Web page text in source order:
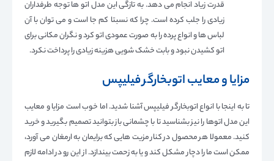
قدرت زیاد انجام می دهد. به تازگی این مدل اتو ها توجه طرفداران
زیادی را جلب کرده است. چرا که نسبتا کم جا است و می توان با آن
لباس ها و انواع پرده را به صورت عمودی اتو کرد و نگران مکانی برای
اتو کشیدن نبود و بابت خشک شویی هزینه زیادی را پرداخت نکرد.
مزایا و معایب اتوبخارگر فیلیپس
تا به اینجا با انواع اتوبخارگر فیلیپس آشنا شدید. اما خوب است مزایا و معایب
این مدل اتوها را نیز بشناسید تا با چشمانی باز بتوانید تصمیم بگیرید و خرید
کنید. معمولا هر محصول در کنار مزیت هایی که برایمان به ارمغان می آورد،
ممکن است ما را دچار مشکل کند و یا به زحمت بیندازد. از این رو در ادامه لازم